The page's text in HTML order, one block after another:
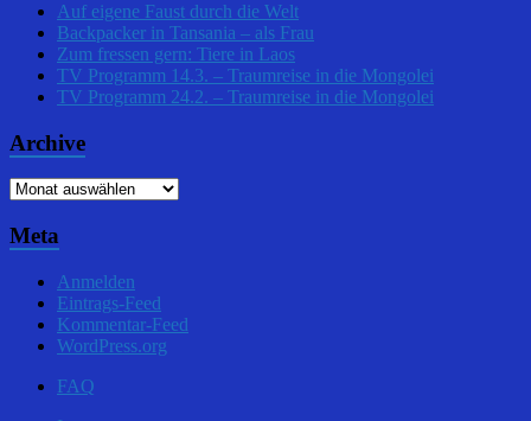
Auf eigene Faust durch die Welt
Backpacker in Tansania – als Frau
Zum fressen gern: Tiere in Laos
TV Programm 14.3. – Traumreise in die Mongolei
TV Programm 24.2. – Traumreise in die Mongolei
Archive
Archive
Meta
Anmelden
Eintrags-Feed
Kommentar-Feed
WordPress.org
FAQ